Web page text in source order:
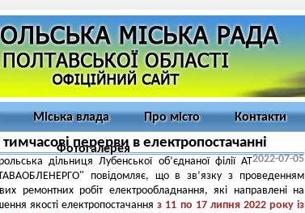
Міська влада Про місто Контакти
Фотогалерея
перерви в електропостачанні
2022-07-05
дільниця Лубенської об’єднаної філії АТ
повідомляє, що в зв’язку з проведенням
ремонтних робіт електрообладнання, які направлені на
якості електропостачанняз 11 по 17 липня 2022 року із